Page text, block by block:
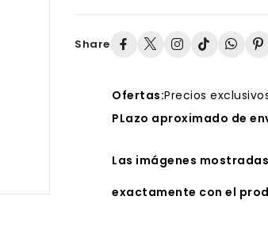
Share
Ofertas:Precios
PLazo aproximado de
Las imágenes
exactamente con el